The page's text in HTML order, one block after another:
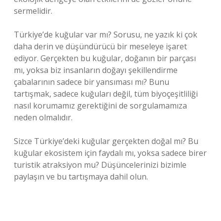
sermelidir.
Türkiye’de kuğular var mı? Sorusu, ne yazık ki çok
daha derin ve düşündürücü bir meseleye işaret
ediyor. Gerçekten bu kuğular, doğanın bir parçası
mı, yoksa biz insanların doğayı şekillendirme
çabalarının sadece bir yansıması mı? Bunu
tartışmak, sadece kuğuları değil, tüm biyoçeşitliliği
nasıl korumamız gerektiğini de sorgulamamıza
neden olmalıdır.
Sizce Türkiye’deki kuğular gerçekten doğal mı? Bu
kuğular ekosistem için faydalı mı, yoksa sadece birer
turistik atraksiyon mu? Düşüncelerinizi bizimle
paylaşın ve bu tartışmaya dahil olun.